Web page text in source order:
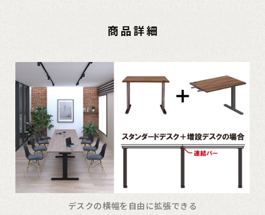
デスクの横幅を自由に拡張できる